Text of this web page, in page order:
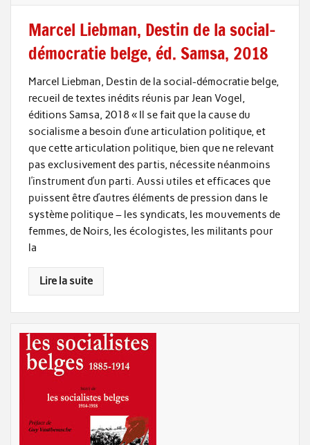
Marcel Liebman, Destin de la social-
démocratie belge, éd. Samsa, 2018
Marcel Liebman, Destin de la social-démocratie belge,
recueil de textes inédits réunis par Jean Vogel,
éditions Samsa, 2018 « Il se fait que la cause du
socialisme a besoin d’une articulation politique, et
que cette articulation politique, bien que ne relevant
pas exclusivement des partis, nécessite néanmoins
l’instrument d’un parti. Aussi utiles et efficaces que
puissent être d’autres éléments de pression dans le
système politique – les syndicats, les mouvements de
femmes, de Noirs, les écologistes, les militants pour
la
Lire la suite